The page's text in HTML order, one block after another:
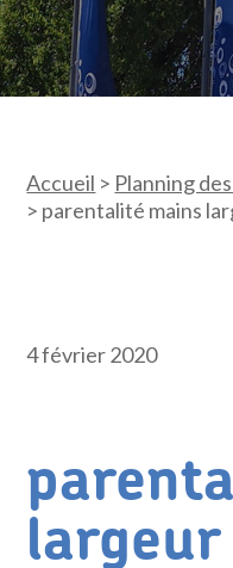
Accueil > Planning
> parentalité mains
4 février 2020
largeur